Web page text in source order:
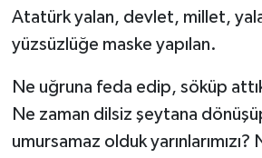
Atatürk yalan, devlet, millet,
yüzsüzlüğe maske yapılan.
Ne uğruna feda edip, söküp attık
Ne zaman dilsiz şeytana
umursamaz olduk yarınlarımızı?